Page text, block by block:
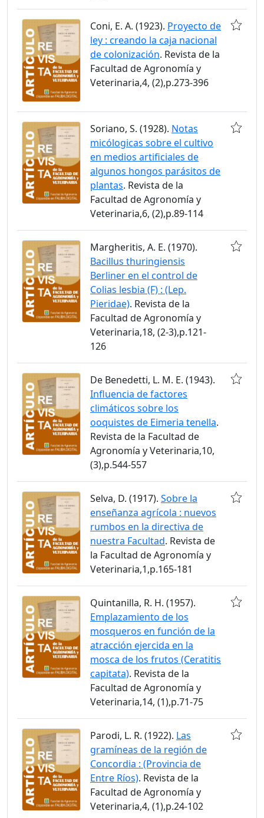
Coni, E. A. (1923). Proyecto de
ley : creando la caja nacional
de colonización. Revista de la
Facultad de Agronomía y
Veterinaria,4, (2),p.273-396
Soriano, S. (1928). Notas
micólogicas sobre el cultivo
en medios artificiales de
algunos hongos parásitos de
plantas. Revista de la
Facultad de Agronomía y
Veterinaria,6, (2),p.89-114
Margheritis, A. E. (1970).
Bacillus thuringiensis
Berliner en el control de
Colias lesbia (F) : (Lep.
Pieridae). Revista de la
Facultad de Agronomía y
Veterinaria,18, (2-3),p.121-
126
De Benedetti, L. M. E. (1943).
Influencia de factores
climáticos sobre los
ooquistes de Eimeria tenella.
Revista de la Facultad de
Agronomía y Veterinaria,10,
(3),p.544-557
Selva, D. (1917). Sobre la
enseñanza agrícola : nuevos
rumbos en la directiva de
nuestra Facultad. Revista de
la Facultad de Agronomía y
Veterinaria,1,p.165-181
Quintanilla, R. H. (1957).
Emplazamiento de los
mosqueros en función de la
atracción ejercida en la
mosca de los frutos (Ceratitis
capitata). Revista de la
Facultad de Agronomía y
Veterinaria,14, (1),p.71-75
Parodi, L. R. (1922). Las
gramíneas de la región de
Concordia : (Provincia de
Entre Ríos). Revista de la
Facultad de Agronomía y
Veterinaria,4, (1),p.24-102